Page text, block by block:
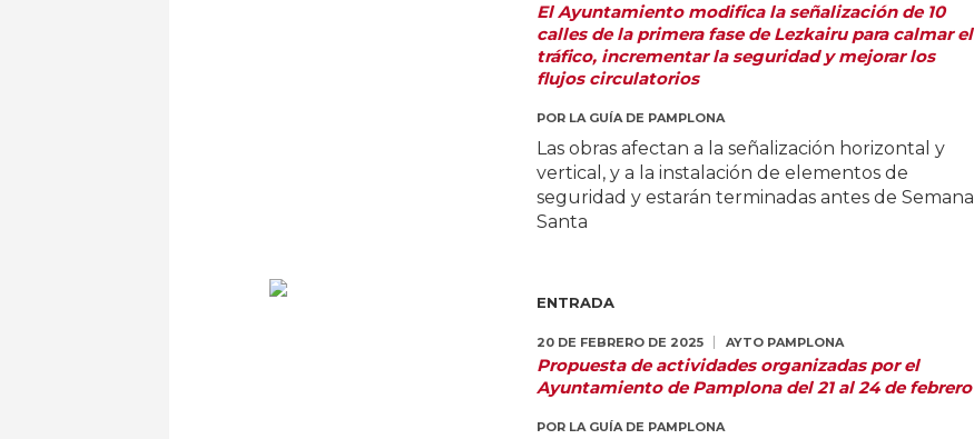
El Ayuntamiento modifica la señalización de 10
calles de la primera fase de Lezkairu para calmar el
tráfico, incrementar la seguridad y mejorar los
flujos circulatorios
POR LA GUÍA DE PAMPLONA
Las obras afectan a la señalización horizontal y
vertical, y a la instalación de elementos de
seguridad y estarán terminadas antes de Semana
Santa
ENTRADA
20 DE FEBRERO DE 2025 AYTO PAMPLONA
Propuesta de actividades organizadas por el
Ayuntamiento de Pamplona del 21 al 24 de febrero
POR LA GUÍA DE PAMPLONA